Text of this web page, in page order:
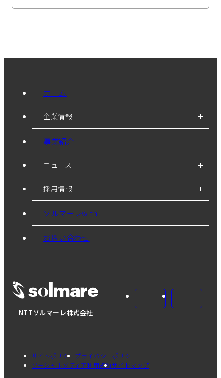
NTTソルマーレ株式会社
ホーム
企業情報
事業紹介
ニュース
採用情報
ソルマーレwith
お問い合わせ
サイトポリシープライバシーポリシー
ソーシャルメディア利用規約サイトマップ